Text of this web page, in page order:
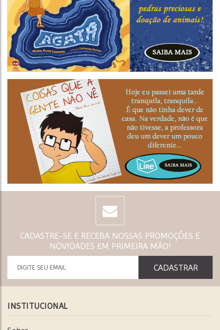
CADASTRE-SE E RECEBA NOSSAS PROMOÇÕES E
NOVIDADES EM PRIMEIRA MÃO!
INSTITUCIONAL